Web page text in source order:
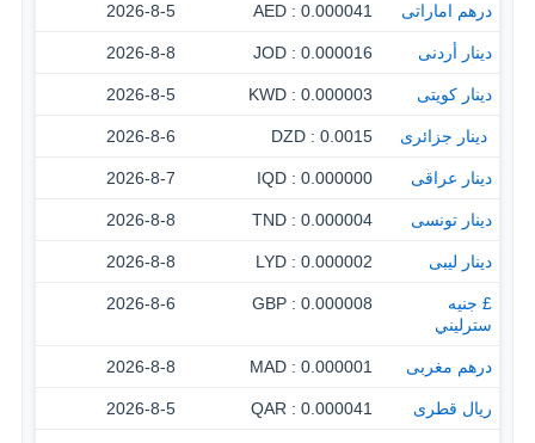
درهم اماراتى 0.000041 : AED
2026-8-5
دينار أردنى 0.000016 : JOD
2026-8-8
دينار كويتى 0.000003 : KWD
2026-8-5
‏ دينار جزائرى 0.0015 : DZD
2026-8-6
دينار عراقى 0.000000 : IQD
2026-8-7
دينار تونسى 0.000004 : TND
2026-8-8
دينار ليبى 0.000002 : LYD
2026-8-8
£ جنيه
سترليني
0.000008 : GBP
2026-8-6
درهم مغربى 0.000001 : MAD
2026-8-8
ريال قطرى 0.000041 : QAR
2026-8-5